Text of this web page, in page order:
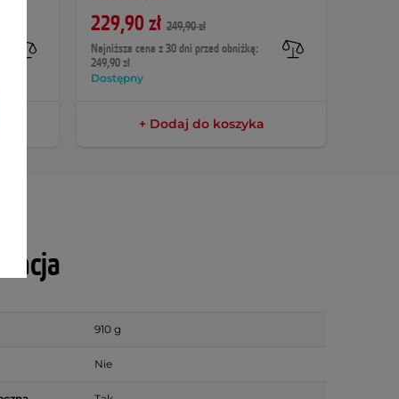
229,90 zł 249,90 zł
Najniższa cena z 30 dni przed obniżką:
249,90 zł
Dostępny
+ Dodaj do koszyka
910 g
Nie